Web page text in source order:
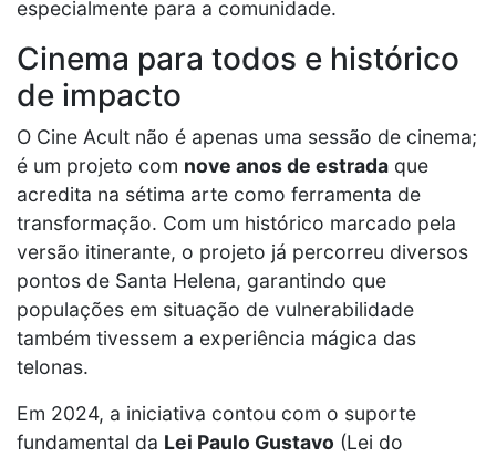
especialmente para a comunidade.
Cinema para todos e histórico
de impacto
O Cine Acult não é apenas uma sessão de cinema;
é um projeto com nove anos de estrada que
acredita na sétima arte como ferramenta de
transformação. Com um histórico marcado pela
versão itinerante, o projeto já percorreu diversos
pontos de Santa Helena, garantindo que
populações em situação de vulnerabilidade
também tivessem a experiência mágica das
telonas.
Em 2024, a iniciativa contou com o suporte
fundamental da Lei Paulo Gustavo (Lei do